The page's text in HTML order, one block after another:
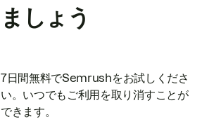
ましょう
7日間無料でSemrushをお試しくださ
い。いつでもご利用を取り消すことが
できます。